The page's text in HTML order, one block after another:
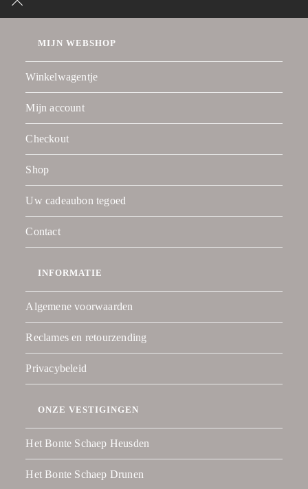
MIJN WEBSHOP
Winkelwagentje
Mijn account
Checkout
Shop
Uw cadeaubon tegoed
Contact
INFORMATIE
Algemene voorwaarden
Reclames en retourzending
Privacybeleid
ONZE VESTIGINGEN
Het Bonte Schaep Heusden
Het Bonte Schaep Drunen